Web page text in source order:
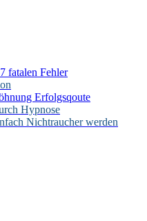
fatalen Fehler
Erfolgsqoute
Hypnose
Nichtraucher werden